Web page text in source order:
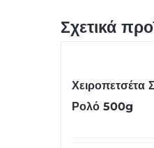
Σχετικά
Χειροπετσέτα
Ρολό 500g